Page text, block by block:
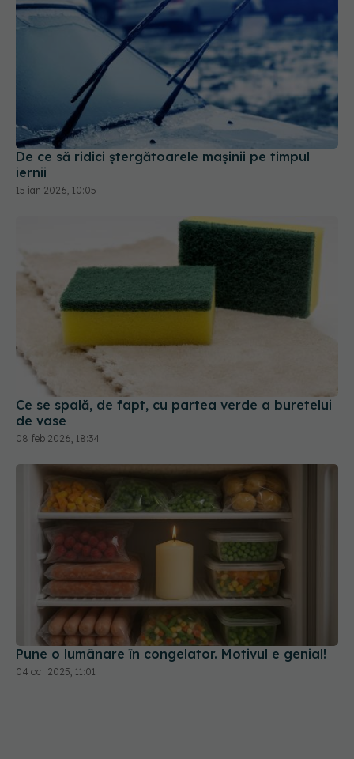
De ce să ridici ștergătoarele mașinii pe timpul
15 ian 2026, 10:05
de vase
08 feb 2026, 18:34
Pune o lumânare în congelator. Motivul e genial!
04 oct 2025, 11:01